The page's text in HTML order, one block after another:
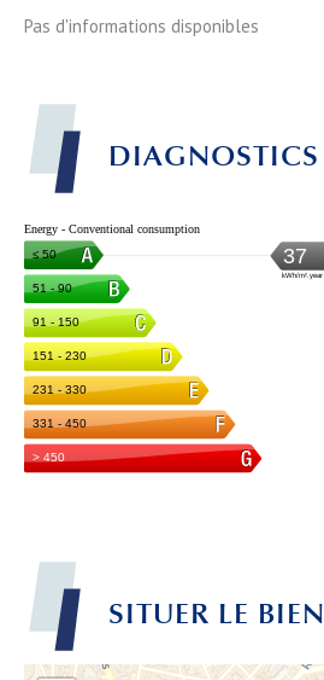
Pas d'informations disponibles
DIAGNOSTICS
SITUER LE BIEN